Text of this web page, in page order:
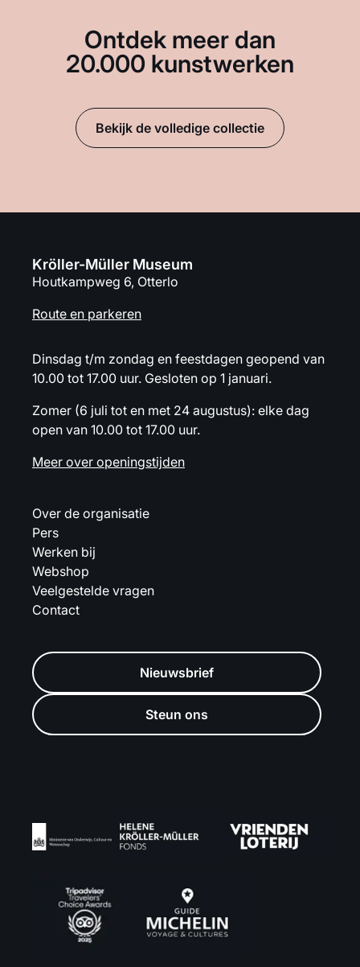
Ontdek meer dan
20.000 kunstwerken
Bekijk de volledige collectie
Kröller-Müller Museum
Houtkampweg 6, Otterlo
Route en parkeren
Dinsdag t/m zondag en feestdagen geopend van
10.00 tot 17.00 uur. Gesloten op 1 januari.
Zomer (6 juli tot en met 24 augustus): elke dag
open van 10.00 tot 17.00 uur.
Meer over openingstijden
Over de organisatie
Pers
Werken bij
Webshop
Veelgestelde vragen
Contact
Nieuwsbrief
Steun ons